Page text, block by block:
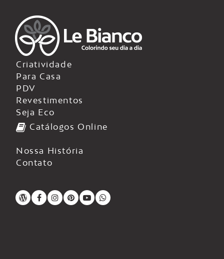
Criatividade
Para Casa
PDV
Revestimentos
Seja Eco
Catálogos Online
Nossa História
Contato